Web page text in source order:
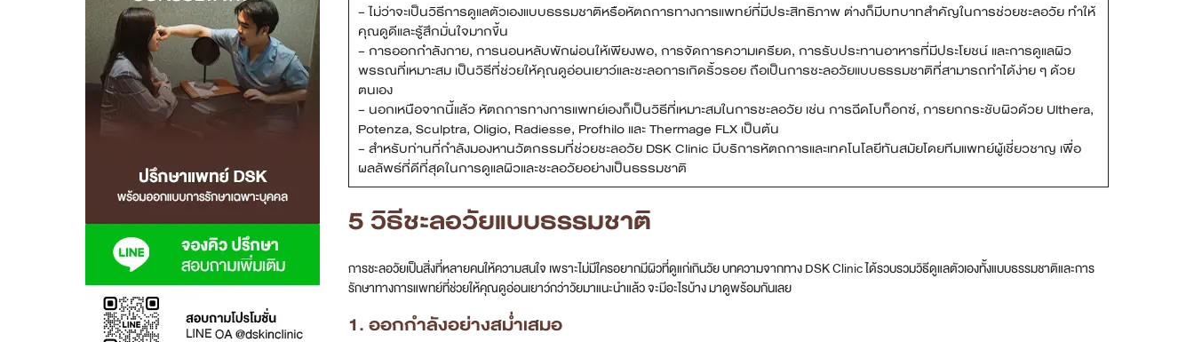
สาขา Asoke
สาขา MRT สุทธิสาร
สาขา เซ็นทรัลปิ่นเกล้า
สาขา นครปฐม
– ไม่ว่าจะเป็นวิธีการดูแลตัวเองแบบธรรมชาติหรือหัตถการทางการแพทย์ที่มีประสิทธิภาพ ต่างก็มีบทบาทสำคัญในการช่วยชะลอวัย ทำให้
คุณดูดีและรู้สึกมั่นใจมากขึ้น
– การออกกำลังกาย, การนอนหลับพักผ่อนให้เพียงพอ, การจัดการความเครียด, การรับประทานอาหารที่มีประโยชน์ และการดูแลผิว
พรรณที่เหมาะสม เป็นวิธีที่ช่วยให้คุณดูอ่อนเยาว์และชะลอการเกิดริ้วรอย ถือเป็นการชะลอวัยแบบธรรมชาติที่สามารถทำได้ง่าย ๆ ด้วย
ตนเอง
– นอกเหนือจากนี้แล้ว หัตถการทางการแพทย์เองก็เป็นวิธีที่เหมาะสมในการชะลอวัย เช่น การฉีดโบท็อกซ์, การยกกระชับผิวด้วย Ulthera,
Potenza, Sculptra, Oligio, Radiesse, Profhilo และ Thermage FLX เป็นต้น
– สำหรับท่านที่กำลังมองหานวัตกรรมที่ช่วยชะลอวัย DSK Clinic มีบริการหัตถการและเทคโนโลยีทันสมัยโดยทีมแพทย์ผู้เชี่ยวชาญ เพื่อ
ผลลัพธ์ที่ดีที่สุดในการดูแลผิวและชะลอวัยอย่างเป็นธรรมชาติ
5 วิธีชะลอวัยแบบธรรมชาติ
การชะลอวัยเป็นสิ่งที่หลายคนให้ความสนใจ เพราะไม่มีใครอยากมีผิวที่ดูแก่เกินวัย บทความจากทาง DSK Clinic ได้รวบรวมวิธีดูแลตัวเองทั้งแบบธรรมชาติและการ
รักษาทางการแพทย์ที่ช่วยให้คุณดูอ่อนเยาว์กว่าวัยมาแนะนำแล้ว จะมีอะไรบ้าง มาดูพร้อมกันเลย
1. ออกกำลังอย่างสม่ำเสมอ